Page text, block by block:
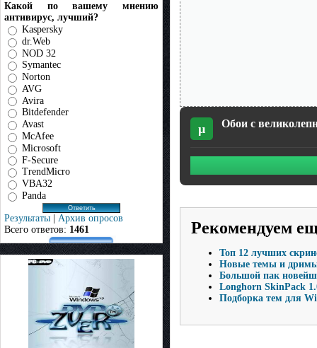
Какой по вашему мнению
антивирус, лучший?
Kaspersky
dr.Web
NOD 32
Symantec
Norton
AVG
Avira
Bitdefender
Avast
McAfee
Microsoft
F-Secure
TrendMicro
VBA32
Panda
Результаты | Архив опросов
Всего ответов: 1461
µ Обои с
Рекомендуем
Топ 12 лучших
Новые темы и дримы
Большой пак
Longhorn SkinPack
Подборка тем для